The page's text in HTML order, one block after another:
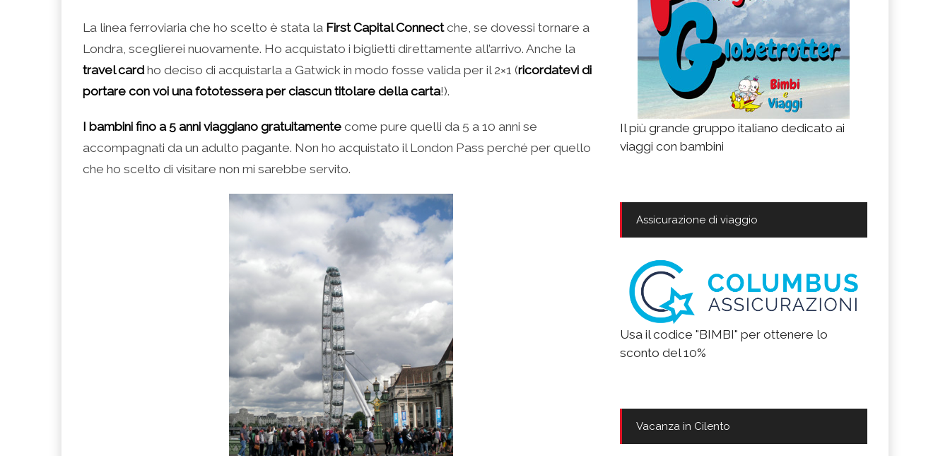
La linea ferroviaria che ho scelto è stata la First Capital Connectche, se dovessi tornare a
Londra, sceglierei nuovamente. Ho acquistato i biglietti direttamente all’arrivo. Anche la
travel card ho deciso di acquistarla a Gatwick in modo fosse valida per il 2×1 (ricordatevi di
portare con voi una fototessera per ciascun titolare della carta!).
I bambini fino a 5 anni viaggiano gratuitamente come pure quelli da 5 a 10 anni se
accompagnati da un adulto pagante. Non ho acquistato il London Pass perché per quello
che ho scelto di visitare non mi sarebbe servito.
Il più grande gruppo italiano dedicato ai
viaggi con bambini
Assicurazione di viaggio
Usa il codice "BIMBI" per ottenere lo
sconto del 10%
Vacanza in Cilento